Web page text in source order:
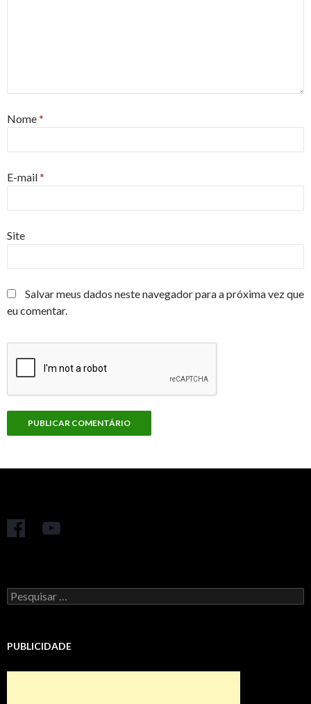
Nome*
E-mail*
Site
Salvar meus dados neste navegador para a próxima vez que
eu comentar.
Pesquisar
por:
PUBLICIDADE